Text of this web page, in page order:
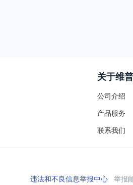
关于维普
公司介绍
产品服务
联系我们
违法和不良信息举报中心举报